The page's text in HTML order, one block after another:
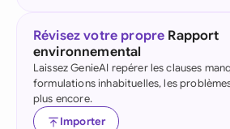
Révisez votre propre Rapport
environnemental
Laissez GenieAI repérer les clauses
formulations inhabituelles, les
plus encore.
Importer